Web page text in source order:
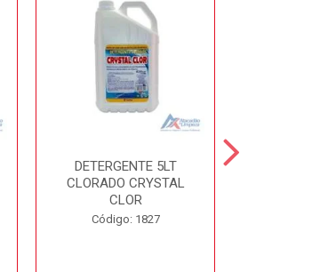
DETERGENTE 5LT
CLORADO CRYSTAL
CLOR
Código: 1827